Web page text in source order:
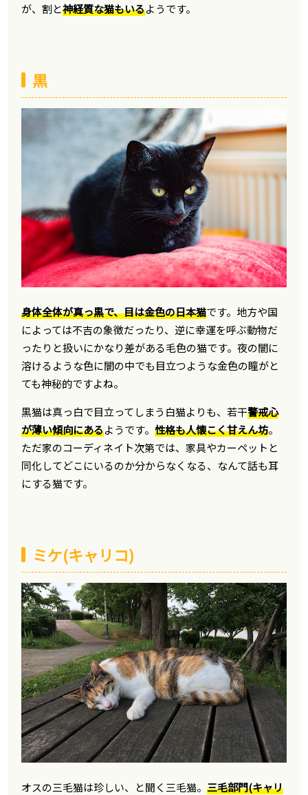
が、割と神経質な猫もいるようです。
黒
身体全体が真っ黒で、目は金色の日本猫です。地方や国
によっては不吉の象徴だったり、逆に幸運を呼ぶ動物だ
ったりと扱いにかなり差がある毛色の猫です。夜の闇に
溶けるような色に闇の中でも目立つような金色の瞳がと
ても神秘的ですよね。
黒猫は真っ白で目立ってしまう白猫よりも、若干警戒心
が薄い傾向にあるようです。性格も人懐こく甘えん坊。
ただ家のコーディネイト次第では、家具やカーペットと
同化してどこにいるのか分からなくなる、なんて話も耳
にする猫です。
ミケ(キャリコ)
オスの三毛猫は珍しい、と聞く三毛猫。三毛部門(キャリ